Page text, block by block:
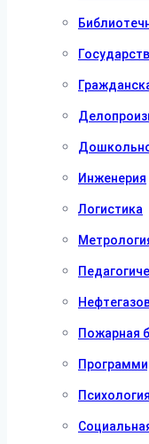
Инженерия
Логистика
Пожарная
Психология